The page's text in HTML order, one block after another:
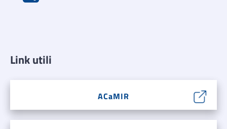
Link utili
ACaMIR